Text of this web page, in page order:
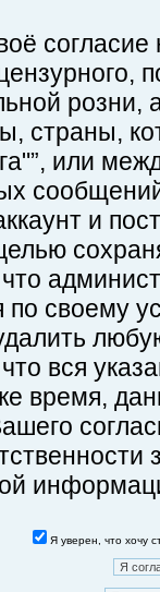
страны,
или
и
своему
вся
время,
Я уверен, что хочу